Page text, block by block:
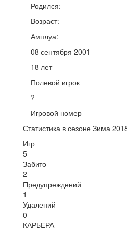
Родился:
Возраст:
Амплуа:
08 сентября 2001
18 лет
Полевой игрок
?
Игровой номер
Статистика в сезоне Зима
Игр
5
Забито
2
Предупреждений
1
Удалений
0
КАРЬЕРА